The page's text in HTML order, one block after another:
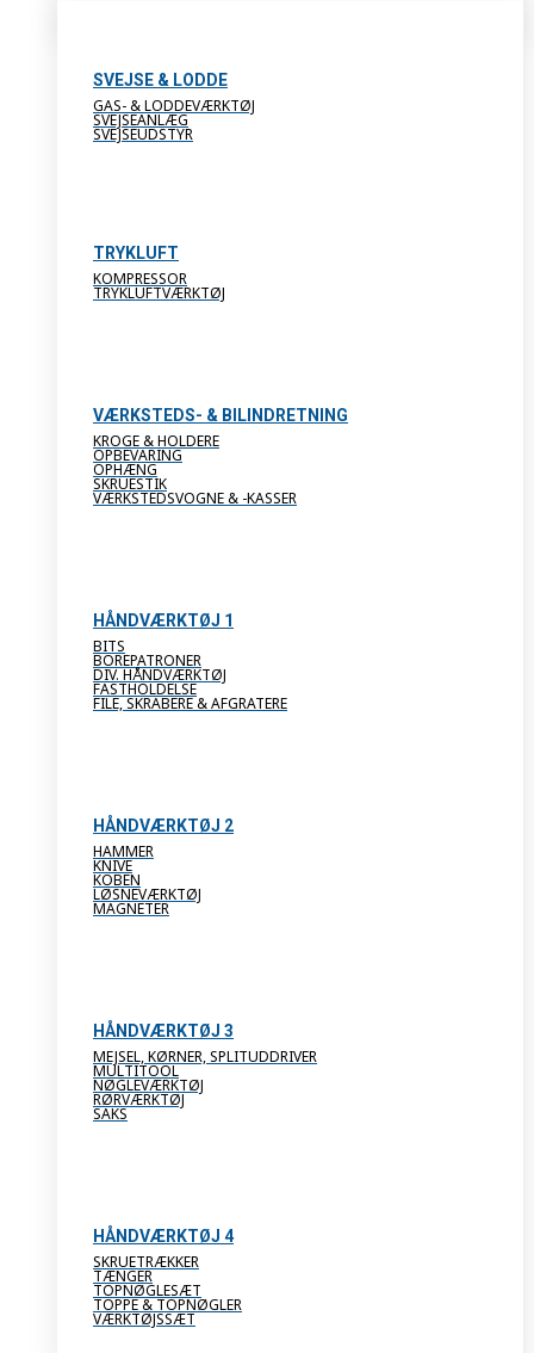
SVEJSE & LODDE
GAS- & LODDEVÆRKTØJ
SVEJSEANLÆG
SVEJSEUDSTYR
TRYKLUFT
KOMPRESSOR
TRYKLUFTVÆRKTØJ
VÆRKSTEDS- & BILINDRETNING
KROGE & HOLDERE
OPBEVARING
OPHÆNG
SKRUESTIK
VÆRKSTEDSVOGNE & -KASSER
HÅNDVÆRKTØJ 1
BITS
BOREPATRONER
DIV. HÅNDVÆRKTØJ
FASTHOLDELSE
FILE, SKRABERE & AFGRATERE
HÅNDVÆRKTØJ 2
HAMMER
KNIVE
KOBEN
LØSNEVÆRKTØJ
MAGNETER
HÅNDVÆRKTØJ 3
MEJSEL, KØRNER, SPLITUDDRIVER
MULTITOOL
NØGLEVÆRKTØJ
RØRVÆRKTØJ
SAKS
HÅNDVÆRKTØJ 4
SKRUETRÆKKER
TÆNGER
TOPNØGLESÆT
TOPPE & TOPNØGLER
VÆRKTØJSSÆT